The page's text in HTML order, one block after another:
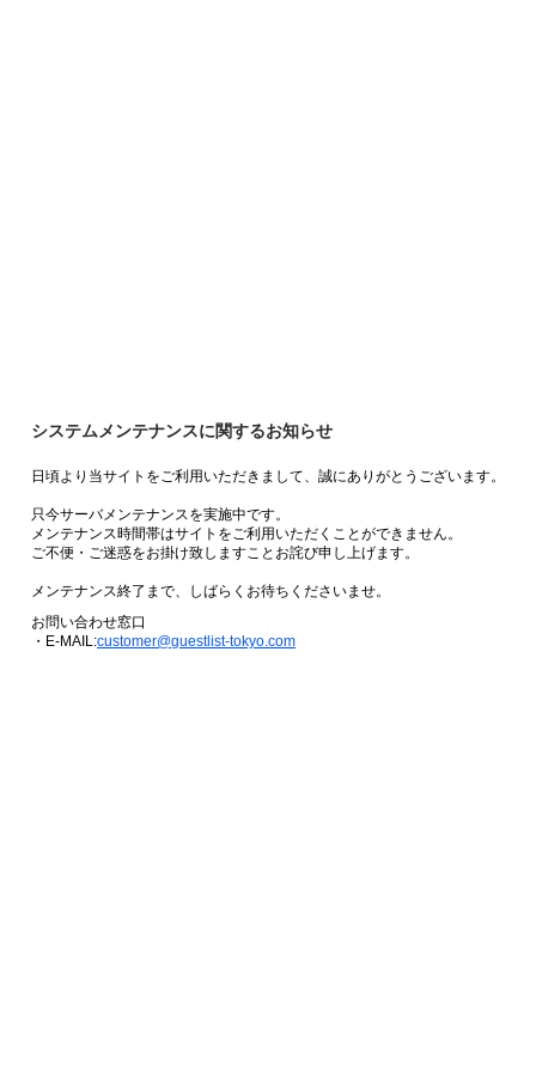
システムメンテナンスに関するお知らせ
日頃より当サイトをご利用いただきまして、誠にありがとうございます。
只今サーバメンテナンスを実施中です。
メンテナンス時間帯はサイトをご利用いただくことができません。
ご不便・ご迷惑をお掛け致しますことお詫び申し上げます。
メンテナンス終了まで、しばらくお待ちくださいませ。
お問い合わせ窓口
・E-MAIL:customer@guestlist-tokyo.com